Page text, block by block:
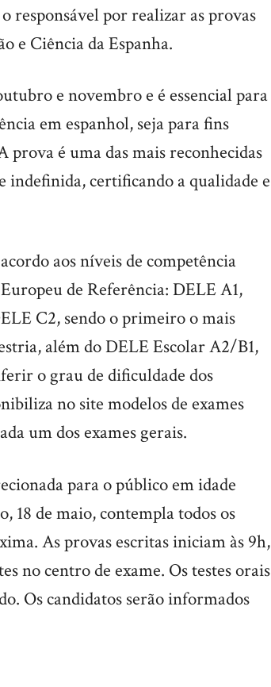
responsável por realizar as provas
e Ciência da Espanha.
e novembro e é essencial para
em espanhol, seja para fins
é uma das mais reconhecidas
indefinida, certificando a qualidade e
aos níveis de competência
de Referência: DELE A1,
C2, sendo o primeiro o mais
além do DELE Escolar A2/B1,
o grau de dificuldade dos
no site modelos de exames
um dos exames gerais.
para o público em idade
18 de maio, contempla todos os
As provas escritas iniciam às 9h,
no centro de exame. Os testes orais
Os candidatos serão informados